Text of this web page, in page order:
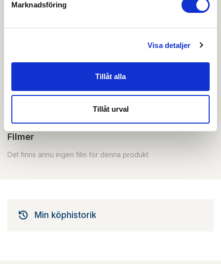
Marknadsföring
Visa detaljer
Tillåt alla
Tillåt urval
Skapa konto Logga in
Skapa inloggning, bli företagskund eller logga in för att
beställa, se priser,
produktblad, ritningar, monteringsbeskrivningar samt
övriga dokument.
Filmer
Det finns ännu ingen film för denna produkt
Min köphistorik